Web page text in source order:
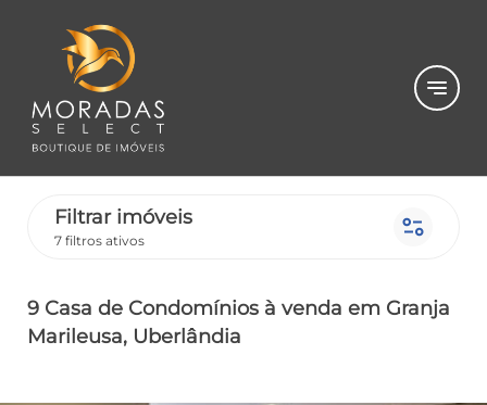
notes
Filtrar imóveis
7 filtros ativos page_info
9 Casa de Condomínios à venda em Granja
Marileusa, Uberlândia